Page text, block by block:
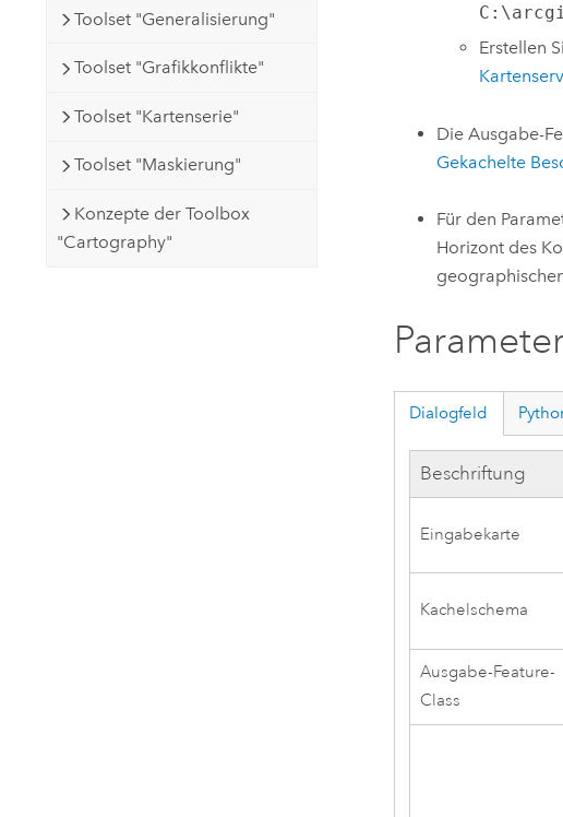
Toolset "Generalisierung"
Toolset "Grafikkonflikte"
Toolset "Kartenserie"
Toolset "Maskierung"
Konzepte der Toolbox
"Cartography"
Erstellen
Die Ausgabe-
Gekachelte
Für den
Horizont des
Dialogfeld
Beschriftung
Eingabekarte
Kachelschema
Ausgabe-Feature-
Class